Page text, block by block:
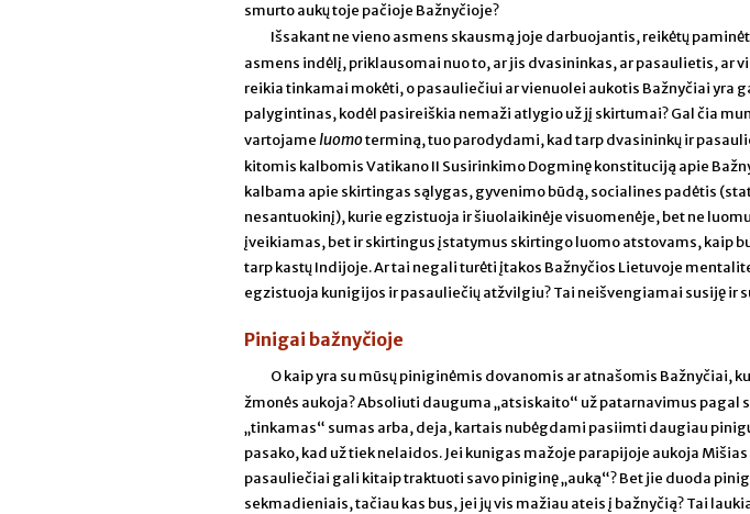
smurto aukų toje pačioje Bažnyčioje?
Išsakant ne vieno asmens skausmą joje darbuojantis, reikėtų
asmens indėlį, priklausomai nuo to, ar jis dvasininkas, ar pasaulietis, ar
reikia tinkamai mokėti, o pasauliečiui ar vienuolei aukotis Bažnyčiai yra
palygintinas, kodėl pasireiškia nemaži atlygio už jį skirtumai? Gal čia
vartojameluomoterminą, tuo parodydami, kad tarp dvasininkų ir
kitomis kalbomis Vatikano II Susirinkimo Dogminę konstituciją apie
kalbama apie skirtingas sąlygas, gyvenimo būdą, socialines padėtis
nesantuokinį), kurie egzistuoja ir šiuolaikinėje visuomenėje, bet ne
įveikiamas, bet ir skirtingus įstatymus skirtingo luomo atstovams, kaip
tarp kastų Indijoje. Ar tai negali turėti įtakos Bažnyčios Lietuvoje
egzistuoja kunigijos ir pasauliečių atžvilgiu? Tai neišvengiamai susiję ir
Pinigai bažnyčioje
O kaip yra su mūsų piniginėmis dovanomis ar atnašomis Bažnyčiai,
žmonės aukoja? Absoliuti dauguma „atsiskaito“ už patarnavimus pagal
„tinkamas“ sumas arba, deja, kartais nubėgdami pasiimti daugiau
pasako, kad už tiek nelaidos. Jei kunigas mažoje parapijoje aukoja
pasauliečiai gali kitaip traktuoti savo piniginę „auką“? Bet jie duoda
sekmadieniais, tačiau kas bus, jei jų vis mažiau ateis į bažnyčią? Tai